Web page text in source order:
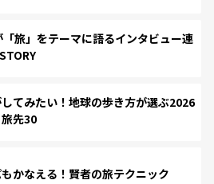
旅」をテーマに語るインタビュー連
てみたい！地球の歩き方が選ぶ2026
先30
かなえる！賢者の旅テクニック